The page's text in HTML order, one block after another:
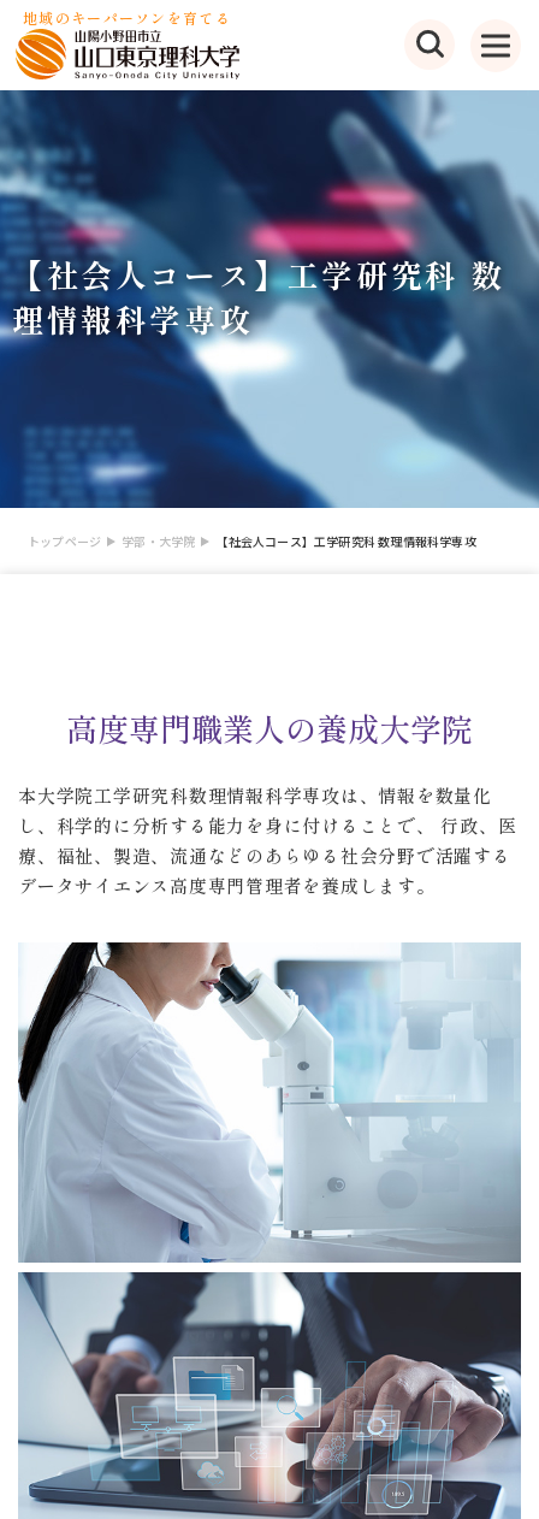
地域のキーパーソンを育てる
【社会人コース】工学研究科 数
理情報科学専攻
トップページ 学部・大学院 【社会人コース】工学研究科 数理情報科学専攻
高度専門職業人の養成大学院
本大学院工学研究科数理情報科学専攻は、情報を数量化
し、科学的に分析する能力を身に付けることで、 行政、医
療、福祉、製造、流通などのあらゆる社会分野で活躍する
データサイエンス高度専門管理者を養成します。